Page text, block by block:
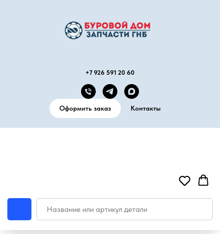
+7 926 591 20 60
Оформить заказ Контакты